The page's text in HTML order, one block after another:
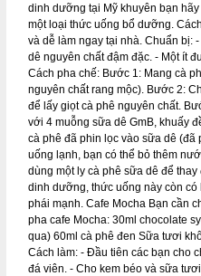
dinh dưỡng tại Mỹ khuyên bạn
một loại thức uống bổ dưỡng.
và dễ làm ngay tại nhà. Chuẩn bị:
dê nguyên chất đậm đặc. - Một ít
Cách pha chế: Bước 1: Mang cà
nguyên chất rang mộc). Bước 2:
để lấy giọt cà phê nguyên chất.
với 4 muỗng sữa dê GmB, khuấy
cà phê đã phin lọc vào sữa dê (đã
uống lạnh, bạn có thể bỏ thêm
dùng một ly cà phê sữa dê để
dinh dưỡng, thức uống này còn
phái mạnh. Cafe Mocha Bạn cần
pha cafe Mocha: 30ml chocolate
qua) 60ml cà phê đen Sữa tươi
Cách làm: - Đầu tiên các bạn cho
đá viên. - Cho kem béo và sữa